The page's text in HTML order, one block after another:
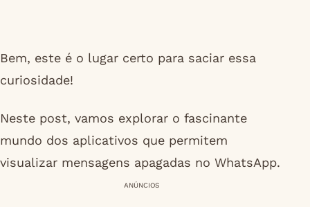
Bem, este é o lugar certo para saciar essa
curiosidade!
Neste post, vamos explorar o fascinante
mundo dos aplicativos que permitem
visualizar mensagens apagadas no WhatsApp.
ANÚNCIOS